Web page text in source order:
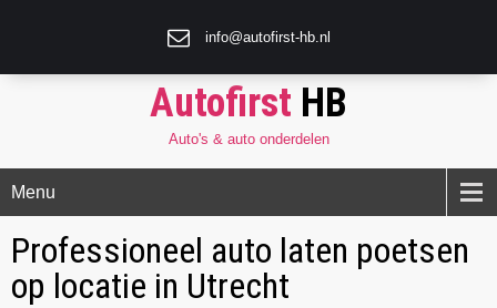
info@autofirst-hb.nl
Autofirst HB
Auto's & auto onderdelen
Menu
Professioneel auto laten poetsen
op locatie in Utrecht